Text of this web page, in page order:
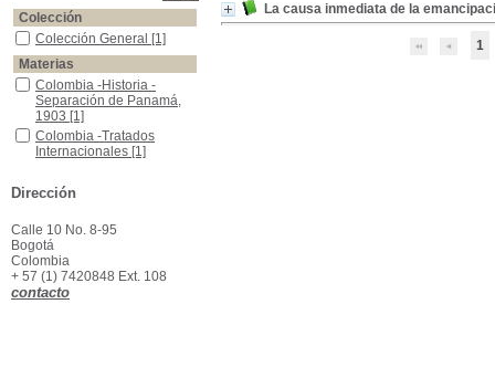
La causa inmediata de la
1
Colección
Colección General
Colección General [1]
Materias
Colombia -Historia -Separación de Panamá, 1903
Colombia -Historia -
Separación de Panamá,
1903 [1]
Colombia -Tratados Internacionales
Colombia -Tratados
Internacionales [1]
Internacionales
Separación de Colombia,
1903 [1]
Dirección
Calle 10 No. 8-95
Bogotá
Colombia
+ 57 (1) 7420848 Ext. 108
contacto